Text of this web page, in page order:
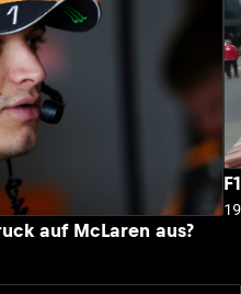
auf McLaren aus?